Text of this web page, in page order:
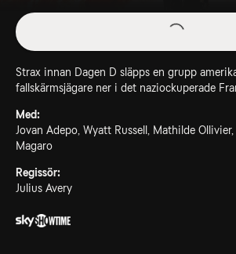
Strax innan Dagen D släpps en grupp
fallskärmsjägare ner i det naziockuperade
Med:
Jovan Adepo, Wyatt Russell, Mathilde
Magaro
Regissör:
Julius Avery